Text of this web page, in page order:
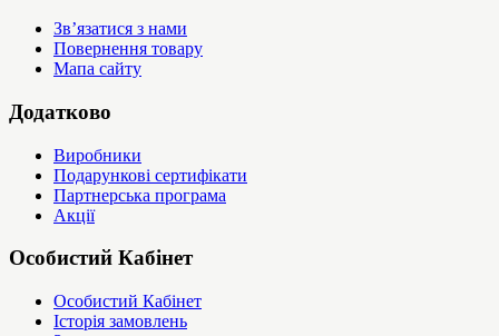
Зв’язатися з нами
Повернення товару
Мапа сайту
Додатково
Виробники
Подарункові сертифікати
Партнерська програма
Акції
Особистий Кабінет
Особистий Кабінет
Історія замовлень